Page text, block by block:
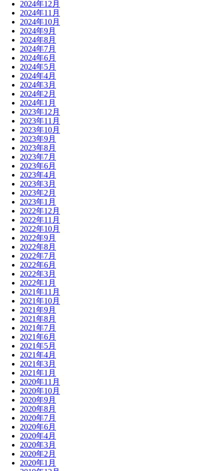
2024年12月
2024年11月
2024年10月
2024年9月
2024年8月
2024年7月
2024年6月
2024年5月
2024年4月
2024年3月
2024年2月
2024年1月
2023年12月
2023年11月
2023年10月
2023年9月
2023年8月
2023年7月
2023年6月
2023年4月
2023年3月
2023年2月
2023年1月
2022年12月
2022年11月
2022年10月
2022年9月
2022年8月
2022年7月
2022年6月
2022年3月
2022年1月
2021年11月
2021年10月
2021年9月
2021年8月
2021年7月
2021年6月
2021年5月
2021年4月
2021年3月
2021年1月
2020年11月
2020年10月
2020年9月
2020年8月
2020年7月
2020年6月
2020年4月
2020年3月
2020年2月
2020年1月